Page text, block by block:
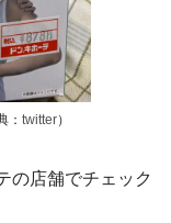
： twitter）
の店舗でチェック